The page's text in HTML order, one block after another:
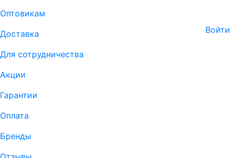
Оптовикам
Доставка
Для сотрудничества
Акции
Гарантии
Оплата
Бренды
Войти